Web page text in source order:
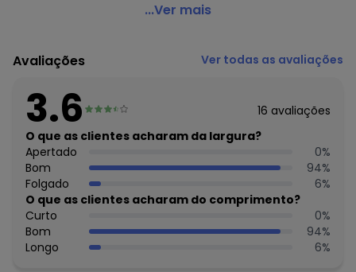
Malwee Kids - Biquíni Coral Sunny Beach Uv
Fornecedor: MALWEE MALHAS LTDA / CNPJ 84.429.737/0001-
14
Cuidados para conservação do produto: Temperatura
máxima de lavagem 30C. Não alvejar. Não passar sobre a
estampa.
Tecido: Malha UV50+
Composição: 90% Poliéster 10% Elastano
Histórico de preços
O preço apresentado abaixo é o menor oferecido em
algum dia do mês, para o menor tamanho disponível.
agosto/2026
N/D*
...Ver mais
Avaliações Ver todas as avaliações
3.6 16 avaliações
O que as clientes acharam da largura?
Apertado
0%
Bom
94%
Folgado
6%
O que as clientes acharam do comprimento?
Curto
0%
Bom
94%
Longo
6%